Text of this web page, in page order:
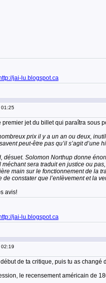
jai-lu.blogspot.ca
premier jet du billet qui paraîtra sous
prix il y a un an ou deux,
peut-être pas qu’il s’agit
désuet. Solomon Northup donne
sera traduit en justice ou
main sur le fonctionnement de la
constater que l’enlèvement et la
avis!
jai-lu.blogspot.ca
de ta critique, puis tu as
le recensement américain de